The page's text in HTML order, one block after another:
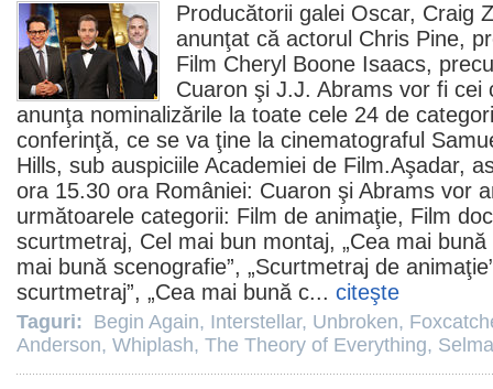
Producătorii galei Oscar, Craig
anunţat că actorul Chris Pine,
Film Cheryl Boone Isaacs,
Cuaron şi J.J. Abrams vor fi cei
anunţa nominalizările la toate cele 24 de
conferinţă, ce se va ţine la cinematograful
Hills, sub auspiciile Academiei de Film.Aşadar,
ora 15.30 ora României: Cuaron şi Abrams vor
următoarele categorii: Film de animaţie, Film
scurtmetraj, Cel mai bun montaj, „Cea mai bună
mai bună scenografie”, „Scurtmetraj de
scurtmetraj”, „Cea mai bună c... citeşte
Taguri: Begin Again, Interstellar, Unbroken,
Anderson, Whiplash, The Theory of Everything, Selma